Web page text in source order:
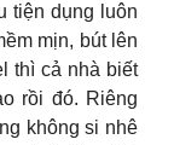
tiện dụng luôn
mịn, bút lên
thì cả nhà biết
rồi đó. Riêng
không si nhê